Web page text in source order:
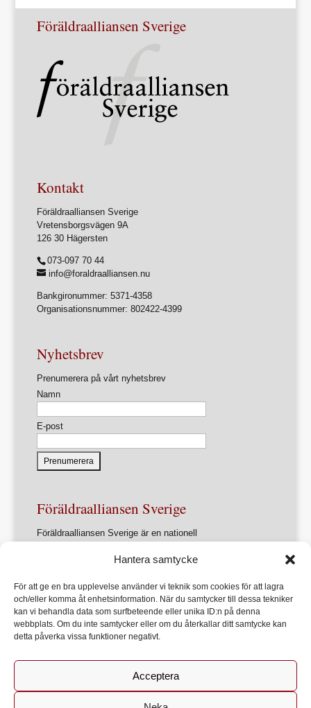
Hantera samtycke
För att ge en bra upplevelse använder vi teknik som cookies för att lagra
och/eller komma åt enhetsinformation. När du samtycker till dessa tekniker
kan vi behandla data som surfbeteende eller unika ID:n på denna
webbplats. Om du inte samtycker eller om du återkallar ditt samtycke kan
detta påverka vissa funktioner negativt.
Acceptera
Föräldraalliansen Sverige
Kontakt
Föräldraalliansen Sverige
Vretensborgsvägen 9A
126 30 Hägersten
073-097 70 44
info@foraldraalliansen.nu
Bankgironummer: 5371-4358
Organisationsnummer: 802422-4399
Nyhetsbrev
Prenumerera på vårt nyhetsbrev
Namn
E-post
Föräldraalliansen Sverige
Föräldraalliansen Sverige är en nationell
föräldrasammanslutningar.
Förbundets övergripande ändamål är att ur ett
föräldraperspektiv verka för en utveckling av samhället
som främjar varje barns allsidiga utveckling, lärande och
hälsa
Om Föräldraalliansen
Kontakt